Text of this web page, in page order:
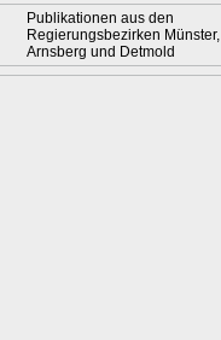
Publikationen aus den
Regierungsbezirken Münster,
Arnsberg und Detmold